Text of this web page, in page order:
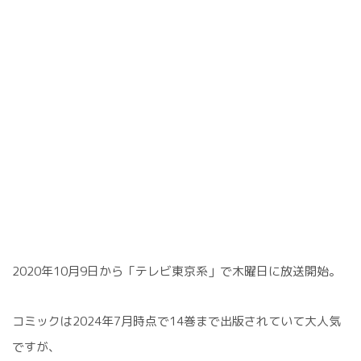
2020年10月9日から「テレビ東京系」で木曜日に放送開始。
コミックは2024年7月時点で14巻まで出版されていて大人気
ですが、